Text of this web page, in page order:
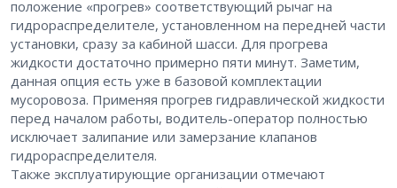
положение «прогрев» соответствующий рычаг на
гидрораспределителе, установленном на передней части
установки, сразу за кабиной шасси. Для прогрева
жидкости достаточно примерно пяти минут. Заметим,
данная опция есть уже в базовой комплектации
мусоровоза. Применяя прогрев гидравлической жидкости
перед началом работы, водитель-оператор полностью
исключает залипание или замерзание клапанов
гидрораспределителя.
Также эксплуатирующие организации отмечают